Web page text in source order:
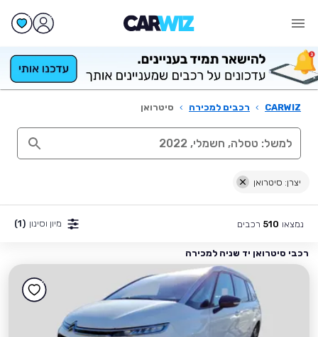
CARWIZ
› רכבים למכירה › סיטרואן
יצרן: סיטרואן
נמצאו 510 רכבים מיון וסינון (1)
רכבי סיטרואן יד שניה למכירה